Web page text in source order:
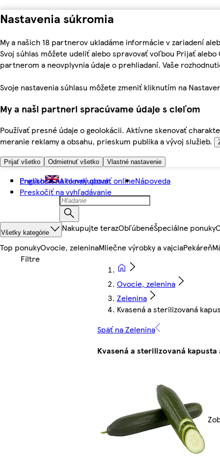
Nastavenia súkromia
My a našich 18 partnerov ukladáme informácie v zariadení
Svoj súhlas môžete udeliť alebo spravovať voľbou Prijať
partnerom a neovplyvnia údaje o prehliadaní. Vaše
Svoje nastavenia súhlasu môžete zmeniť kliknutím na
My a naši partneri spracúvame údaje s cieľom
Používať presné údaje o geolokácii. Aktívne skenovať
meranie reklamy a obsahu, prieskum publika a vývoj služieb.
Prijať všetko Odmietnuť všetko Vlastné nastavenie
Preskočiť na hlavný obsah
Preskočiť na vyhľadávanie
English Ako nakupovať onlineNápoveda
Všetky kategórie Nakupujte terazObľúbenéŠpeciálne ponuky
Top ponukyOvocie, zeleninaMliečne výrobky a vajciaPekáreň
Ovocie, zelenina
Zelenina
Kvasená a sterilizovaná
Späť na Zelenina
Kvasená a sterilizovaná kapusta